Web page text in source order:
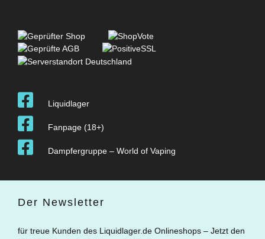
Liquidlager
Fanpage (18+)
Dampfergruppe – World of Vaping
Der Newsletter
für treue Kunden des Liquidlager.de Onlineshops – Jetzt den